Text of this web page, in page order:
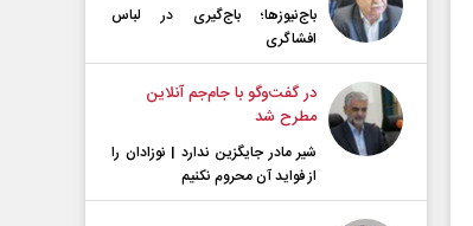
باج‌نیوزها؛ باج‌گیری در لباس
افشاگری
در گفت‌و‌گو با جام‌جم آنلاین
مطرح شد
شیر مادر جایگزین ندارد | نوزادان را
از فواید آن محروم نکنیم